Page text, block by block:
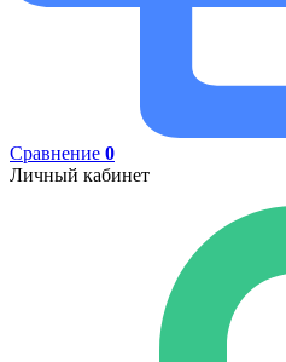
Сравнение 0
Личный кабинет